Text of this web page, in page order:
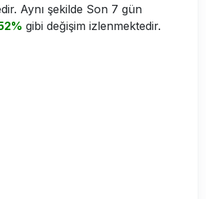
Aynı şekilde Son 7 gün
gibi değişim izlenmektedir.